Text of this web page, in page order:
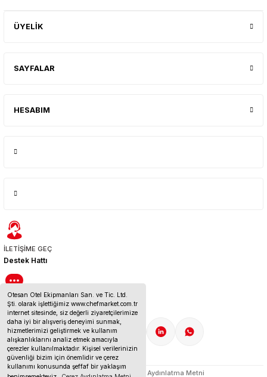
Otesan Otel Ekipmanları San. ve Tic. Ltd.
Şti. olarak işlettiğimiz www.chefmarket.com.tr
internet sitesinde, siz değerli ziyaretçilerimize
daha iyi bir alışveriş deneyimi sunmak,
hizmetlerimizi geliştirmek ve kullanım
alışkanlıklarını analiz etmek amacıyla
çerezler kullanılmaktadır. Kişisel verilerinizin
güvenliği bizim için önemlidir ve çerez
kullanımı konusunda şeffaf bir yaklaşım
ÜYELİK
SAYFALAR
HESABIM
İLETİŞİME GEÇ
Destek Hattı
BİZE ULAŞIN
İletişim Bilgileri
Çerez Politikası KVKK Aydınlatma Metni